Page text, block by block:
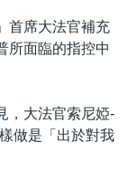
首席大法官補充
所面臨的指控中
，大法官索尼婭-
做是「出於對我